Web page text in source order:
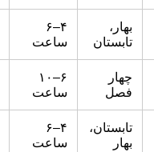
بهار،
تابستان
۴–۶
ساعت
چهار
فصل
۶–۱۰
ساعت
تابستان،
بهار
۴–۶
ساعت